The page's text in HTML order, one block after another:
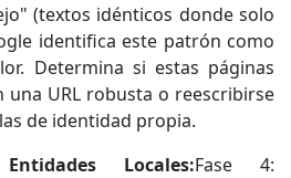
(textos idénticos donde solo
identifica este patrón como
Determina si estas páginas
una URL robusta o reescribirse
de identidad propia.
Locales:Fase 4: